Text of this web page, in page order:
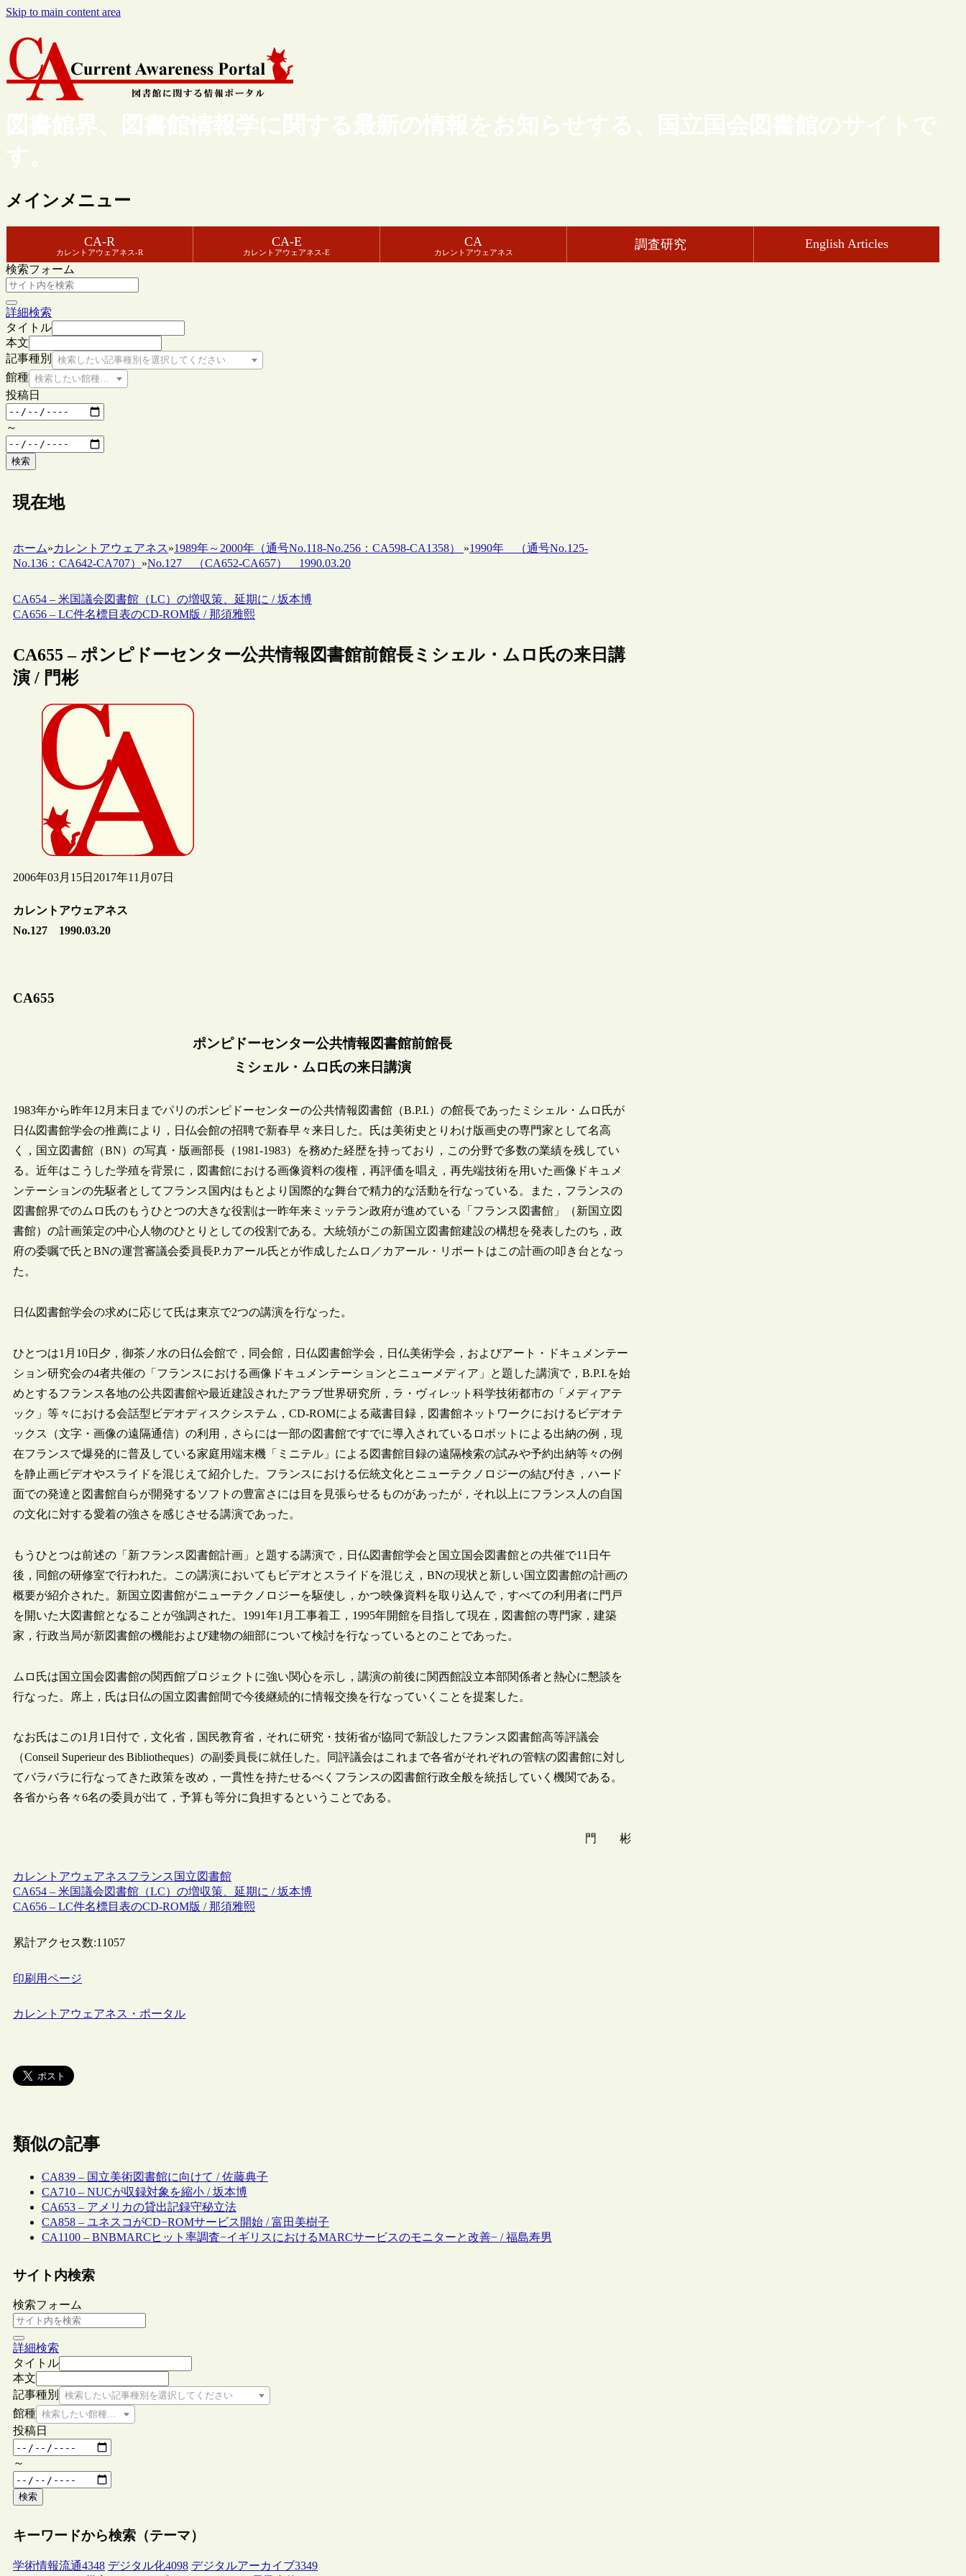
Skip to main content area
図書館界、図書館情報学に関する最新の情報をお知らせする、国立国会図書館のサイトで
す。
メインメニュー
CA-R
カレントアウェアネス-R
CA-E
カレントアウェアネス-E
CA
カレントアウェアネス
調査研究 English Articles
検索フォーム
詳細検索
タイトル
本文
記事種別
検索したい記事種別を選択してください
館種 検索したい館種を選択してください
投稿日
～
検索
現在地
ホーム»カレントアウェアネス»1989年～2000年（通号No.118-No.256：CA598-CA1358） »1990年 （通号No.125-
No.136：CA642-CA707） »No.127 （CA652-CA657） 1990.03.20
CA654 – 米国議会図書館（LC）の増収策、延期に / 坂本博
CA656 – LC件名標目表のCD-ROM版 / 那須雅熙
CA655 – ポンピドーセンター公共情報図書館前館長ミシェル・ムロ氏の来日講
演 / 門彬
2006年03月15日 2017年11月07日
カレントアウェアネス
No.127 1990.03.20
CA655
ポンピドーセンター公共情報図書館前館長
ミシェル・ムロ氏の来日講演
1983年から昨年12月末日までパリのポンピドーセンターの公共情報図書館（B.P.I.）の館長であったミシェル・ムロ氏が
日仏図書館学会の推薦により，日仏会館の招聘で新春早々来日した。氏は美術史とりわけ版画史の専門家として名高
く，国立図書館（BN）の写真・版画部長（1981-1983）を務めた経歴を持っており，この分野で多数の業績を残してい
る。近年はこうした学殖を背景に，図書館における画像資料の復権，再評価を唱え，再先端技術を用いた画像ドキュメ
ンテーションの先駆者としてフランス国内はもとより国際的な舞台で精力的な活動を行なっている。また，フランスの
図書館界でのムロ氏のもうひとつの大きな役割は一昨年来ミッテラン政府が進めている「フランス図書館」（新国立図
書館）の計画策定の中心人物のひとりとしての役割である。大統領がこの新国立図書館建設の構想を発表したのち，政
府の委嘱で氏とBNの運営審議会委員長P.カアール氏とが作成したムロ／カアール・リポートはこの計画の叩き台となっ
た。
日仏図書館学会の求めに応じて氏は東京で2つの講演を行なった。
ひとつは1月10日夕，御茶ノ水の日仏会館で，同会館，日仏図書館学会，日仏美術学会，およびアート・ドキュメンテー
ション研究会の4者共催の「フランスにおける画像ドキュメンテーションとニューメディア」と題した講演で，B.P.I.を始
めとするフランス各地の公共図書館や最近建設されたアラブ世界研究所，ラ・ヴィレット科学技術都市の「メディアテ
ック」等々における会話型ビデオディスクシステム，CD-ROMによる蔵書目録，図書館ネットワークにおけるビデオテ
ックス（文字・画像の遠隔通信）の利用，さらには一部の図書館ですでに導入されているロボットによる出納の例，現
在フランスで爆発的に普及している家庭用端末機「ミニテル」による図書館目録の遠隔検索の試みや予約出納等々の例
を静止画ビデオやスライドを混じえて紹介した。フランスにおける伝統文化とニューテクノロジーの結び付き，ハード
面での発達と図書館自らが開発するソフトの豊富さには目を見張らせるものがあったが，それ以上にフランス人の自国
の文化に対する愛着の強さを感じさせる講演であった。
もうひとつは前述の「新フランス図書館計画」と題する講演で，日仏図書館学会と国立国会図書館との共催で11日午
後，同館の研修室で行われた。この講演においてもビデオとスライドを混じえ，BNの現状と新しい国立図書館の計画の
概要が紹介された。新国立図書館がニューテクノロジーを駆使し，かつ映像資料を取り込んで，すべての利用者に門戸
を開いた大図書館となることが強調された。1991年1月工事着工，1995年開館を目指して現在，図書館の専門家，建築
家，行政当局が新図書館の機能および建物の細部について検討を行なっているとのことであった。
ムロ氏は国立国会図書館の関西館プロジェクトに強い関心を示し，講演の前後に関西館設立本部関係者と熱心に懇談を
行なった。席上，氏は日仏の国立図書館間で今後継続的に情報交換を行なっていくことを提案した。
なお氏はこの1月1日付で，文化省，国民教育省，それに研究・技術省が協同で新設したフランス図書館高等評議会
（Conseil Superieur des Bibliotheques）の副委員長に就任した。同評議会はこれまで各省がそれぞれの管轄の図書館に対し
てバラバラに行なってきた政策を改め，一貫性を持たせるべくフランスの図書館行政全般を統括していく機関である。
各省から各々6名の委員が出て，予算も等分に負担するということである。
門 彬
カレントアウェアネスフランス 国立図書館
CA654 – 米国議会図書館（LC）の増収策、延期に / 坂本博
CA656 – LC件名標目表のCD-ROM版 / 那須雅熙
累計アクセス数:11057
印刷用ページ
カレントアウェアネス・ポータル
類似の記事
CA839 – 国立美術図書館に向けて / 佐藤典子
CA710 – NUCが収録対象を縮小 / 坂本博
CA653 – アメリカの貸出記録守秘立法
CA858 – ユネスコがCD−ROMサービス開始 / 富田美樹子
CA1100 – BNBMARCヒット率調査−イギリスにおけるMARCサービスのモニターと改善− / 福島寿男
サイト内検索
検索フォーム
詳細検索
タイトル
本文
記事種別
検索したい記事種別を選択してください
館種 検索したい館種を選択してください
投稿日
～
検索
キーワードから検索（テーマ）
学術情報流通4348 デジタル化4098 デジタルアーカイブ3349